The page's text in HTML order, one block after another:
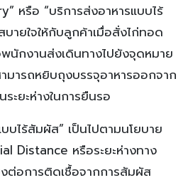
หรือ “บริการส่งอาหารแบบไร้
ายใจให้กับลูกค้าเมื่อสั่งไก่ทอด
กงานส่งเดินทางไปยังจุดหมาย
มารถหยิบถุงบรรจุอาหารออกจาก
ระยะห่างในการยืนรอ
บไร้สัมผัส” เป็นไปตามนโยบาย
Distance หรือระยะห่างทาง
ต่อการติดเชื้อจากการสัมผัส